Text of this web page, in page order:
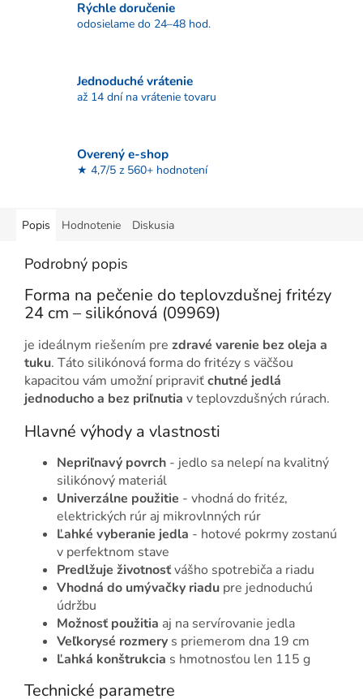
Rýchle doručenie
odosielame do 24–48 hod.
Jednoduché vrátenie
až 14 dní na vrátenie tovaru
Overený e-shop
★ 4,7/5 z 560+ hodnotení
Popis Hodnotenie Diskusia
Podrobný popis
Forma na pečenie do teplovzdušnej fritézy
24 cm – silikónová (09969)
je ideálnym riešením pre zdravé varenie bez oleja a
tuku. Táto silikónová forma do fritézy s väčšou
kapacitou vám umožní pripraviťchutné jedlá
jednoducho a bez priľnutia v teplovzdušných rúrach.
Hlavné výhody a vlastnosti
Nepriľnavý povrch - jedlo sa nelepí na kvalitný
silikónový materiál
Univerzálne použitie - vhodná do fritéz,
elektrických rúr aj mikrovlnných rúr
Ľahké vyberanie jedla - hotové pokrmy zostanú
v perfektnom stave
Predlžuje životnosťvášho spotrebiča a riadu
Vhodná do umývačky riadu pre jednoduchú
údržbu
Možnosť použitia aj na servírovanie jedla
Veľkorysé rozmery s priemerom dna 19 cm
Ľahká konštrukcia s hmotnosťou len 115 g
Technické parametre